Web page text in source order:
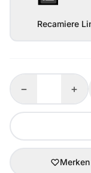
Recamiere
− +
Merken